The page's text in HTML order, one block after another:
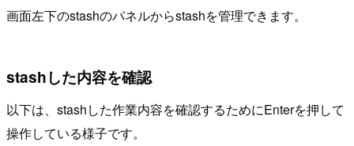
画面左下のstashのパネルからstashを管理できます。
stashした内容を確認
以下は、stashした作業内容を確認するためにEnterを押して
操作している様子です。